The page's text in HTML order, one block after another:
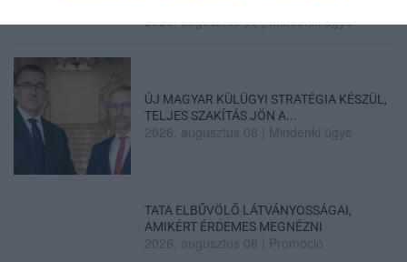
2026. augusztus 08|Mindenki ügye
ÚJ MAGYAR KÜLÜGYI STRATÉGIA KÉSZÜL,
TELJES SZAKÍTÁS JÖN A...
2026. augusztus 08 Mindenki ügye
TATA ELBŰVÖLŐ LÁTVÁNYOSSÁGAI,
AMIKÉRT ÉRDEMES MEGNÉZNI
2026. augusztus 08 Promóció